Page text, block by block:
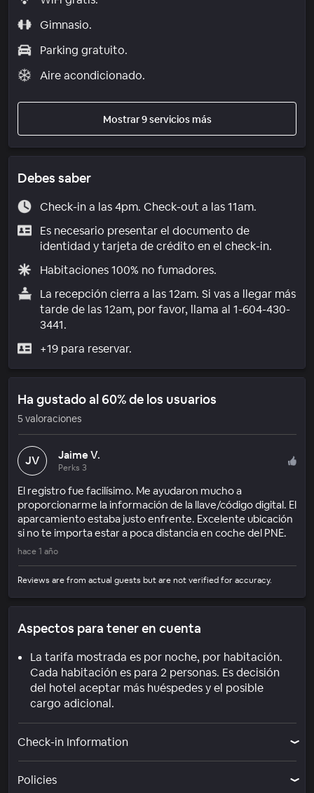
Gimnasio.
Parking gratuito.
Aire acondicionado.
Mostrar 9 servicios más
Debes saber
Check-in a las 4pm. Check-out a las 11am.
Es necesario presentar el documento de
identidad y tarjeta de crédito en el check-in.
Habitaciones 100% no fumadores.
La recepción cierra a las 12am. Si vas a llegar más
tarde de las 12am, por favor, llama al 1-604-430-
3441.
+19 para reservar.
Ha gustado al 60% de los usuarios
5 valoraciones
JV Jaime V.
Perks 3
El registro fue facilísimo. Me ayudaron mucho a
proporcionarme la información de la llave/código digital. El
aparcamiento estaba justo enfrente. Excelente ubicación
si no te importa estar a poca distancia en coche del PNE.
hace 1 año
Reviews are from actual guests but are not verified for accuracy.
Aspectos para tener en cuenta
La tarifa mostrada es por noche, por habitación.
Cada habitación es para 2 personas. Es decisión
del hotel aceptar más huéspedes y el posible
cargo adicional.
Check-in Information
Policies